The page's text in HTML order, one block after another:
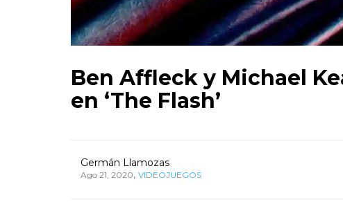
Ben Affleck y Michael
en ‘The Flash’
Germán Llamozas
Ago 21, 2020, VIDEOJUEGOS